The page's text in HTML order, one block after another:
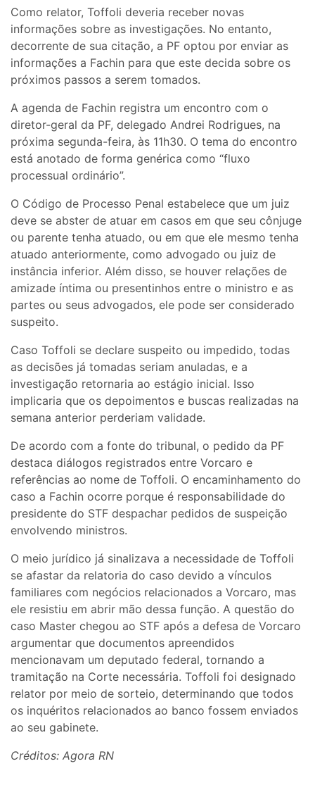
Como relator, Toffoli deveria receber novas
informações sobre as investigações. No entanto,
decorrente de sua citação, a PF optou por enviar as
informações a Fachin para que este decida sobre os
próximos passos a serem tomados.
A agenda de Fachin registra um encontro com o
diretor-geral da PF, delegado Andrei Rodrigues, na
próxima segunda-feira, às 11h30. O tema do encontro
está anotado de forma genérica como “fluxo
processual ordinário”.
O Código de Processo Penal estabelece que um juiz
deve se abster de atuar em casos em que seu cônjuge
ou parente tenha atuado, ou em que ele mesmo tenha
atuado anteriormente, como advogado ou juiz de
instância inferior. Além disso, se houver relações de
amizade íntima ou presentinhos entre o ministro e as
partes ou seus advogados, ele pode ser considerado
suspeito.
Caso Toffoli se declare suspeito ou impedido, todas
as decisões já tomadas seriam anuladas, e a
investigação retornaria ao estágio inicial. Isso
implicaria que os depoimentos e buscas realizadas na
semana anterior perderiam validade.
De acordo com a fonte do tribunal, o pedido da PF
destaca diálogos registrados entre Vorcaro e
referências ao nome de Toffoli. O encaminhamento do
caso a Fachin ocorre porque é responsabilidade do
presidente do STF despachar pedidos de suspeição
envolvendo ministros.
O meio jurídico já sinalizava a necessidade de Toffoli
se afastar da relatoria do caso devido a vínculos
familiares com negócios relacionados a Vorcaro, mas
ele resistiu em abrir mão dessa função. A questão do
caso Master chegou ao STF após a defesa de Vorcaro
argumentar que documentos apreendidos
mencionavam um deputado federal, tornando a
tramitação na Corte necessária. Toffoli foi designado
relator por meio de sorteio, determinando que todos
os inquéritos relacionados ao banco fossem enviados
ao seu gabinete.
Créditos: Agora RN